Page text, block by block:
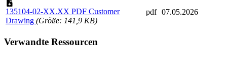
135104-02-XX.XX PDF Customer
Drawing (Größe: 141,9 KB)
pdf 07.05.2026
Verwandte Ressourcen